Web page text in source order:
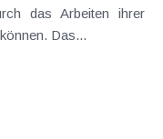
das Arbeiten ihrer
Das...